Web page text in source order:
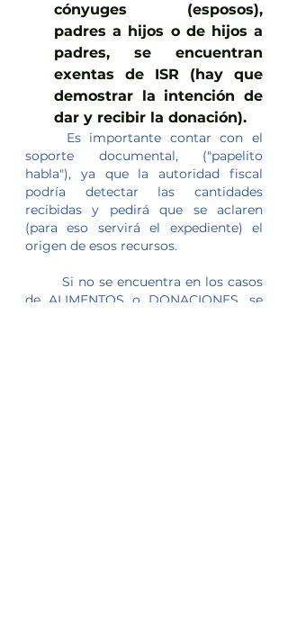
cónyuges (esposos),
padres a hijos o de hijos a
padres, se encuentran
exentas de ISR (hay que
demostrar la intención de
dar y recibir la donación).
soporte documental, ("papelito
habla"), ya que la autoridad fiscal
podría detectar las cantidades
recibidas y pedirá que se aclaren
(para eso servirá el expediente) el
origen de esos recursos.
de ALIMENTOS o DONACIONES, se